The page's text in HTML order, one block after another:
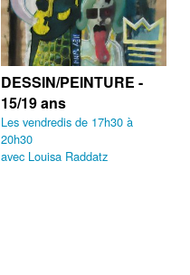
DESSIN/PEINTURE -
15/19 ans
Les vendredis de 17h30 à
20h30
avec Louisa Raddatz